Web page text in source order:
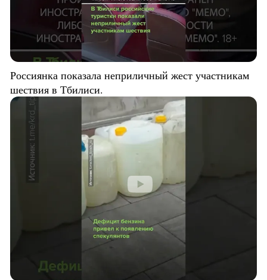
Россиянка показала неприличный жест участникам
шествия в Тбилиси.